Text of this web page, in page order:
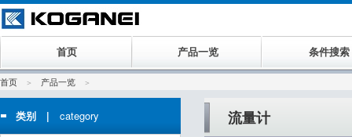
首页 产品一览 条件搜索
首页 产品一览
流量计
类别 | category